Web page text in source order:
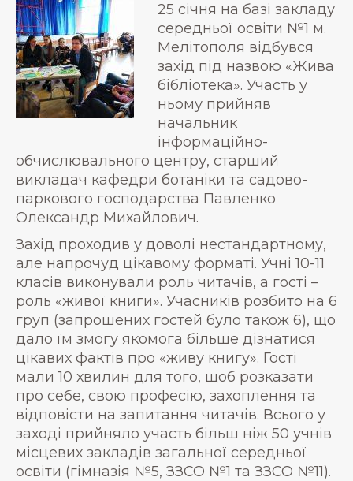
25 січня на базі закладу
середньої освіти №1 м.
Мелітополя відбувся
захід під назвою «Жива
бібліотека». Участь у
ньому прийняв
начальник
інформаційно-
обчислювального центру, старший
викладач кафедри ботаніки та садово-
паркового господарства Павленко
Олександр Михайлович.
Захід проходив у доволі нестандартному,
але напрочуд цікавому форматі. Учні 10-11
класів виконували роль читачів, а гості –
роль «живої книги». Учасників розбито на 6
груп (запрошених гостей було також 6), що
дало їм змогу якомога більше дізнатися
цікавих фактів про «живу книгу». Гості
мали 10 хвилин для того, щоб розказати
про себе, свою професію, захоплення та
відповісти на запитання читачів. Всього у
заході прийняло участь більш ніж 50 учнів
місцевих закладів загальної середньої
освіти (гімназія №5, ЗЗСО №1 та ЗЗСО №11).